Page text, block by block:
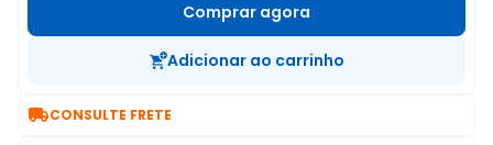
Comprar agora
Adicionar ao carrinho
CONSULTE FRETE